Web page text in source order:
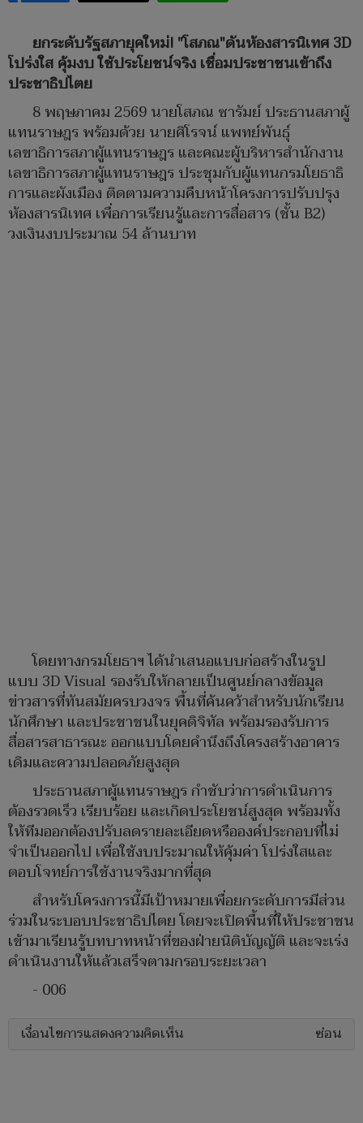
ยกระดับรัฐสภายุคใหม่! "โสภณ"ดันห้องสารนิเทศ 3D
โปร่งใส คุ้มงบ ใช้ประโยชน์จริง เชื่อมประชาชนเข้าถึง
ประชาธิปไตย
8 พฤษภาคม 2569 นายโสภณ ซารัมย์ ประธานสภาผู้
แทนราษฎร พร้อมด้วย นายศิโรจน์ แพทย์พันธุ์
เลขาธิการสภาผู้แทนราษฎร และคณะผู้บริหารสำนักงาน
เลขาธิการสภาผู้แทนราษฎร ประชุมกับผู้แทนกรมโยธาธิ
การและผังเมือง ติดตามความคืบหน้าโครงการปรับปรุง
ห้องสารนิเทศ เพื่อการเรียนรู้และการสื่อสาร (ชั้น B2)
วงเงินงบประมาณ 54 ล้านบาท
โดยทางกรมโยธาฯ ได้นำเสนอแบบก่อสร้างในรูป
แบบ 3D Visual รองรับให้กลายเป็นศูนย์กลางข้อมูล
ข่าวสารที่ทันสมัยครบวงจร พื้นที่ค้นคว้าสำหรับนักเรียน
นักศึกษา และประชาชนในยุคดิจิทัล พร้อมรองรับการ
สื่อสารสาธารณะ ออกแบบโดยคำนึงถึงโครงสร้างอาคาร
เดิมและความปลอดภัยสูงสุด
ประธานสภาผู้แทนราษฎร กำชับว่าการดำเนินการ
ต้องรวดเร็ว เรียบร้อย และเกิดประโยชน์สูงสุด พร้อมทั้ง
ให้ทีมออกต้องปรับลดรายละเอียดหรือองค์ประกอบที่ไม่
จำเป็นออกไป เพื่อใช้งบประมาณให้คุ้มค่า โปร่งใสและ
ตอบโจทย์การใช้งานจริงมากที่สุด
สำหรับโครงการนี้มีเป้าหมายเพื่อยกระดับการมีส่วน
ร่วมในระบอบประชาธิปไตย โดยจะเปิดพื้นที่ให้ประชาชน
เข้ามาเรียนรู้บทบาทหน้าที่ของฝ่ายนิติบัญญัติ และจะเร่ง
ดำเนินงานให้แล้วเสร็จตามกรอบระยะเวลา
- 006
เงื่อนไขการแสดงความคิดเห็น ซ่อน